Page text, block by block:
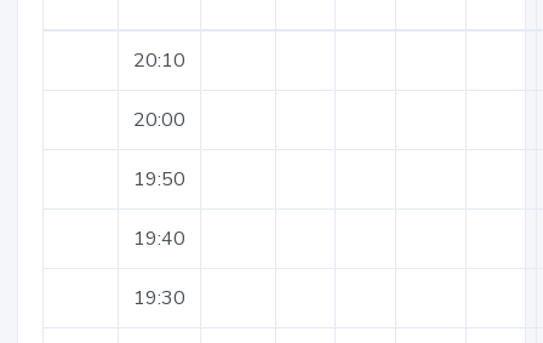
20:10
20:00
19:50
19:40
19:30